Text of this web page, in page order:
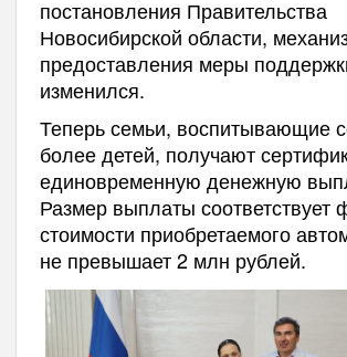
постановления Правительства
Новосибирской области,
предоставления меры
изменился.
Теперь семьи, воспитывающие
более детей, получают
единовременную денежную
Размер выплаты соответствует
стоимости приобретаемого
не превышает 2 млн рублей.